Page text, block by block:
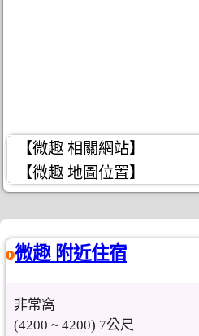
【微趣 相關網站】
【微趣 地圖位置】
微趣 附近住宿
非常窩
(4200 ~ 4200) 7公尺